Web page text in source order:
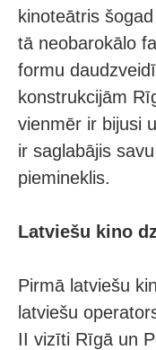
kinoteātris
tā neobarokālo
formu
konstrukcijām
vienmēr ir bijusi
ir saglabājis
piemineklis.
Latviešu kino
Pirmā latviešu
latviešu
II vizīti Rīgā un